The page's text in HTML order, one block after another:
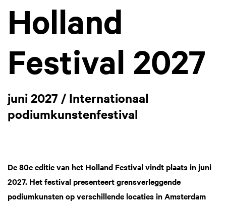
Holland
Festival 2027
juni 2027 / Internationaal
podiumkunstenfestival
De 80e editie van het Holland Festival vindt plaats in juni
2027. Het festival presenteert grensverleggende
podiumkunsten op verschillende locaties in Amsterdam